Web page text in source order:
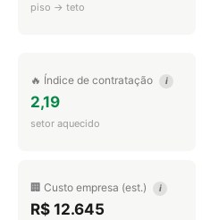
piso → teto
🔥 Índice de contratação i
2,19
setor aquecido
🏢 Custo empresa (est.) i
R$ 12.645